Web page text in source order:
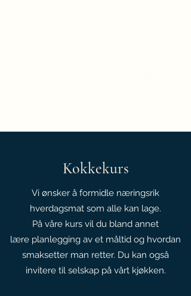
Kokkekurs
Vi ønsker å formidle næringsrik
hverdagsmat som alle kan lage.
På våre kurs vil du bland annet
lære planlegging av et måltid og hvordan
smaksetter man retter. Du kan også
invitere til selskap på vårt kjøkken.